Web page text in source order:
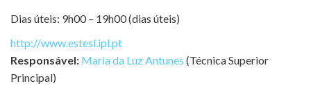
Dias úteis: 9h00 – 19h00 (dias úteis)
http://www.estesl.ipl.pt
Responsável: Maria da Luz Antunes (Técnica Superior
Principal)